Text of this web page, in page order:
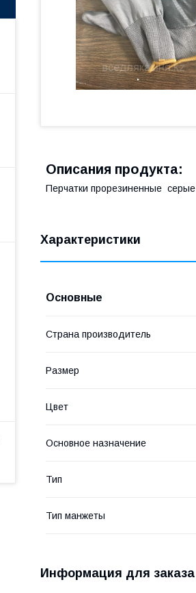
Описания продукта:
Перчатки прорезиненные серые
Характеристики
Основные
Страна производитель
Размер
Цвет
Основное назначение
Тип
Тип манжеты
Информация для заказа